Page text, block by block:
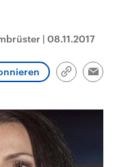
| 08.11.2017
Link